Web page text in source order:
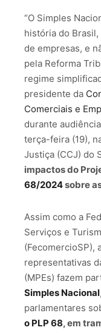
“O Simples
história do
de empresas, e
pela Reforma
regime
presidente da
Comerciais e
durante
terça-feira (19),
Justiça (CCJ) do
impactos do
68/2024sobre
Assim como a
Serviços e
(FecomercioSP),
representativas
(MPEs) fazem
Simples Nacional
parlamentares
o PLP 68, em